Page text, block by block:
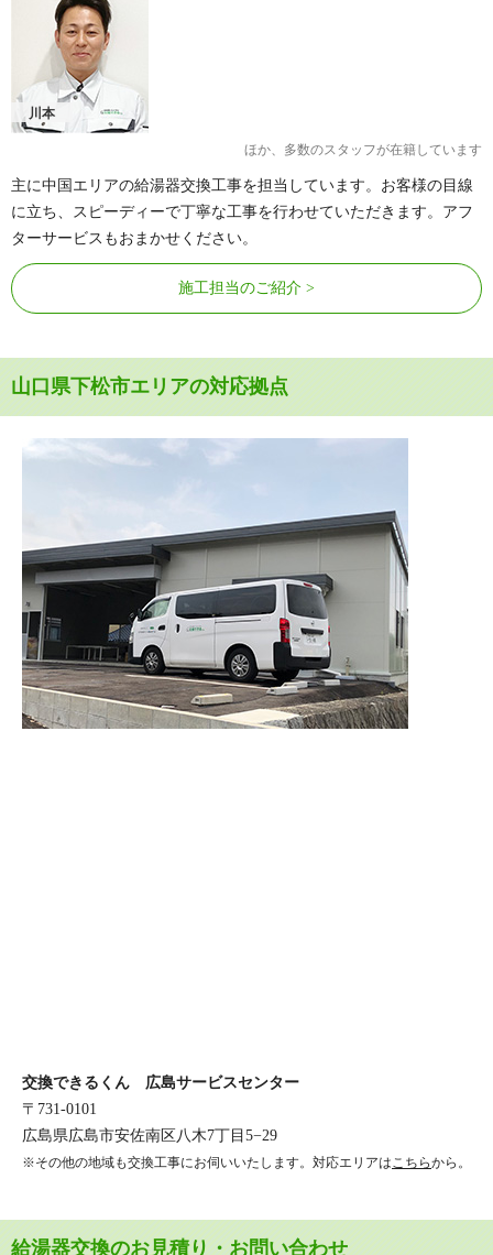
川本
ほか、多数のスタッフが在籍しています
主に中国エリアの給湯器交換工事を担当しています。お客様の目線
に立ち、スピーディーで丁寧な工事を行わせていただきます。アフ
ターサービスもおまかせください。
施工担当のご紹介
山口県下松市エリアの対応拠点
交換できるくん 広島サービスセンター
〒731-0101
広島県広島市安佐南区八木7丁目5−29
※その他の地域も交換工事にお伺いいたします。対応エリアはこちらから。
給湯器交換のお見積り・お問い合わせ